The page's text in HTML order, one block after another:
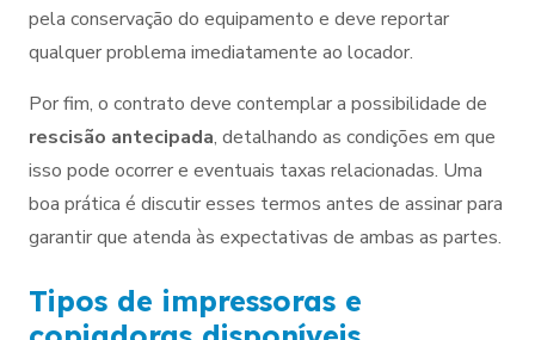
pela conservação do equipamento e deve reportar
qualquer problema imediatamente ao locador.
Por fim, o contrato deve contemplar a possibilidade de
rescisão antecipada, detalhando as condições em que
isso pode ocorrer e eventuais taxas relacionadas. Uma
boa prática é discutir esses termos antes de assinar para
garantir que atenda às expectativas de ambas as partes.
Tipos de impressoras e